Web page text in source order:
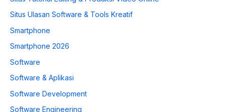
Situs Ulasan Software & Tools Kreatif
Smartphone
Smartphone 2026
Software
Software & Aplikasi
Software Development
Software Engineering